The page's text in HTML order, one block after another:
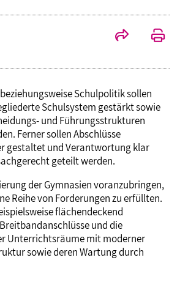
Schulpolitik sollen
Schulsystem gestärkt sowie
und Führungsstrukturen
Ferner sollen Abschlüsse
gestaltet und Verantwortung klar
geteilt werden.
der Gymnasien voranzubringen,
Reihe von Forderungen zu erfüllten.
flächendeckend
und die
Unterrichtsräume mit moderner
sowie deren Wartung durch